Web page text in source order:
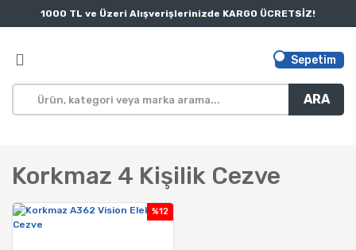
1000 TL ve Üzeri Alışverişlerinizde KARGO ÜCRETSİZ!
ARA
Sepetim
Korkmaz 4 Kişilik Cezve
%12